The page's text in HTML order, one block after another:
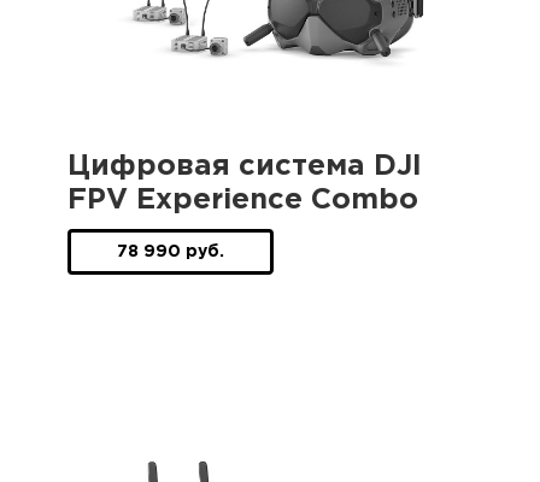
Цифровая система DJI
FPV Experience Combo
78 990 руб.